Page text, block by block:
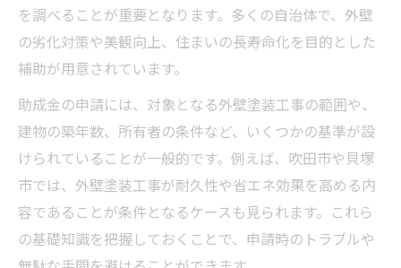
を調べることが重要となります。多くの自治体で、外壁
の劣化対策や美観向上、住まいの長寿命化を目的とした
補助が用意されています。
助成金の申請には、対象となる外壁塗装工事の範囲や、
建物の築年数、所有者の条件など、いくつかの基準が設
けられていることが一般的です。例えば、吹田市や貝塚
市では、外壁塗装工事が耐久性や省エネ効果を高める内
容であることが条件となるケースも見られます。これら
の基礎知識を把握しておくことで、申請時のトラブルや